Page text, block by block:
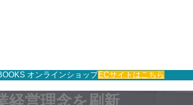
オンラインショップECサイトはこちら
経営理念を刷新